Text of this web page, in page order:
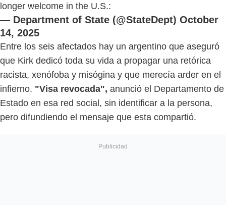
longer welcome in the U.S.:
— Department of State (@StateDept) October
14, 2025
Entre los seis afectados hay un argentino que aseguró
que Kirk dedicó toda su vida a propagar una retórica
racista, xenófoba y misógina y que merecía arder en el
infierno. "Visa revocada", anunció el Departamento de
Estado en esa red social, sin identificar a la persona,
pero difundiendo el mensaje que esta compartió.